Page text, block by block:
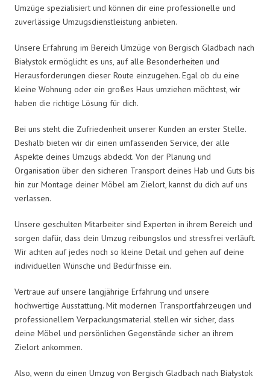
Umzüge spezialisiert und können dir eine professionelle und
zuverlässige Umzugsdienstleistung anbieten.
Unsere Erfahrung im Bereich Umzüge von Bergisch Gladbach nach
Białystok ermöglicht es uns, auf alle Besonderheiten und
Herausforderungen dieser Route einzugehen. Egal ob du eine
kleine Wohnung oder ein großes Haus umziehen möchtest, wir
haben die richtige Lösung für dich.
Bei uns steht die Zufriedenheit unserer Kunden an erster Stelle.
Deshalb bieten wir dir einen umfassenden Service, der alle
Aspekte deines Umzugs abdeckt. Von der Planung und
Organisation über den sicheren Transport deines Hab und Guts bis
hin zur Montage deiner Möbel am Zielort, kannst du dich auf uns
verlassen.
Unsere geschulten Mitarbeiter sind Experten in ihrem Bereich und
sorgen dafür, dass dein Umzug reibungslos und stressfrei verläuft.
Wir achten auf jedes noch so kleine Detail und gehen auf deine
individuellen Wünsche und Bedürfnisse ein.
Vertraue auf unsere langjährige Erfahrung und unsere
hochwertige Ausstattung. Mit modernen Transportfahrzeugen und
professionellem Verpackungsmaterial stellen wir sicher, dass
deine Möbel und persönlichen Gegenstände sicher an ihrem
Zielort ankommen.
Also, wenn du einen Umzug von Bergisch Gladbach nach Białystok